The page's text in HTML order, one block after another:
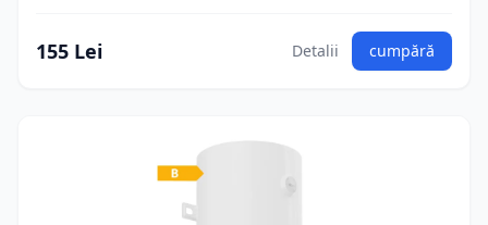
155 Lei Detalii cumpără